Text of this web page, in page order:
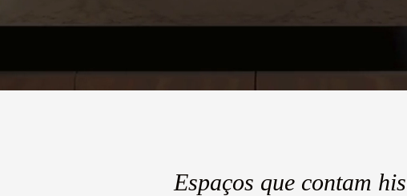
Espaços que contam